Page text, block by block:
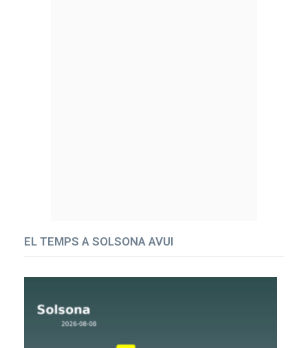
EL TEMPS A SOLSONA AVUI